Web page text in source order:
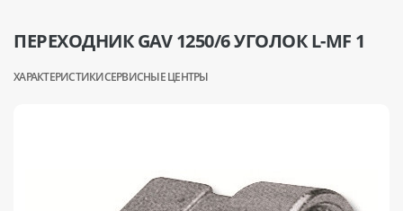
ПЕРЕХОДНИК GAV 1250/6 УГОЛОК L-MF 1
ХАРАКТЕРИСТИКИСЕРВИСНЫЕ ЦЕНТРЫ